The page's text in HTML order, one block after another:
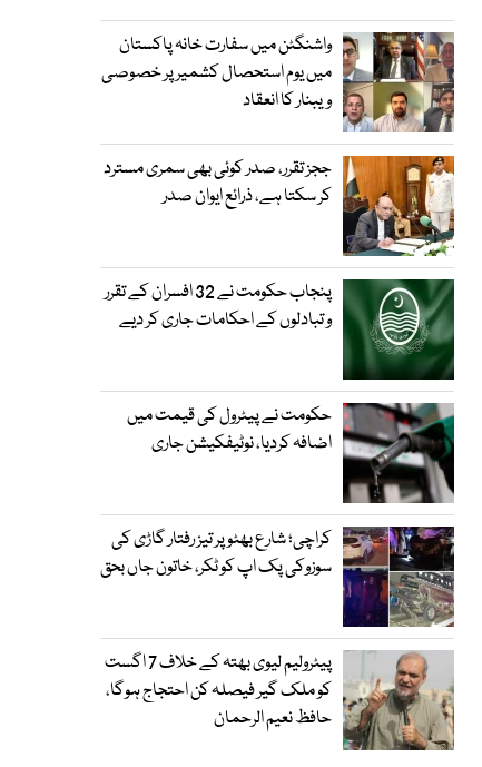
واشنگٹن میں سفارت خانہ پاکستان
میں یوم استحصال کشمیر پر خصوصی
ویبنار کا انعقاد
ججز تقرر، صدر کوئی بھی سمری مسترد
کر سکتا ہے، ذرائع ایوان صدر
پنجاب حکومت نے 32 افسران کے تقرر
و تبادلوں کے احکامات جاری کر دیے
حکومت نے پیٹرول کی قیمت میں
اضافہ کردیا، نوٹیفکیشن جاری
کراچی؛ شارع بھٹو پر تیز رفتار گاڑی کی
سوزوکی پک اپ کو ٹکر، خاتون جاں بحق
پیٹرولیم لیوی بھتہ کے خلاف 7 اگست
کو ملک گیر فیصلہ کن احتجاج ہوگا،
حافظ نعیم الرحمان